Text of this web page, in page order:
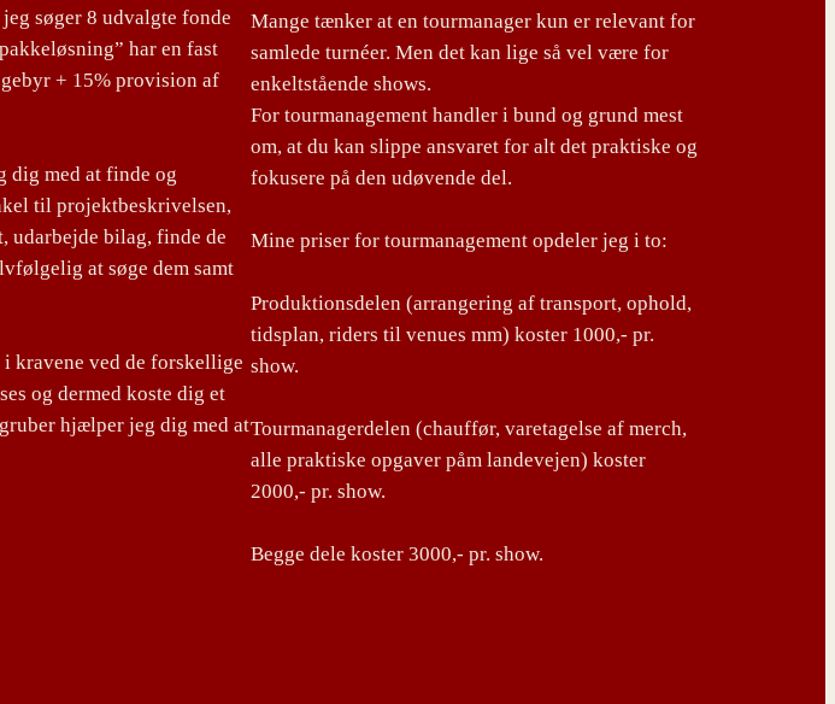
søger 8 udvalgte fonde
har en fast
+ 15% provision af
dig med at finde og
til projektbeskrivelsen,
udarbejde bilag, finde de
at søge dem samt
kravene ved de forskellige
og dermed koste dig et
hjælper jeg dig med at
Mange tænker at en tourmanager kun er relevant for
samlede turnéer. Men det kan lige så vel være for
enkeltstående shows.
For tourmanagement handler i bund og grund mest
om, at du kan slippe ansvaret for alt det praktiske og
fokusere på den udøvende del.
Mine priser for tourmanagement opdeler jeg i to:
Produktionsdelen (arrangering af transport, ophold,
tidsplan, riders til venues mm) koster 1000,- pr.
show.
Tourmanagerdelen (chauffør, varetagelse af merch,
alle praktiske opgaver påm landevejen) koster
2000,- pr. show.
Begge dele koster 3000,- pr. show.